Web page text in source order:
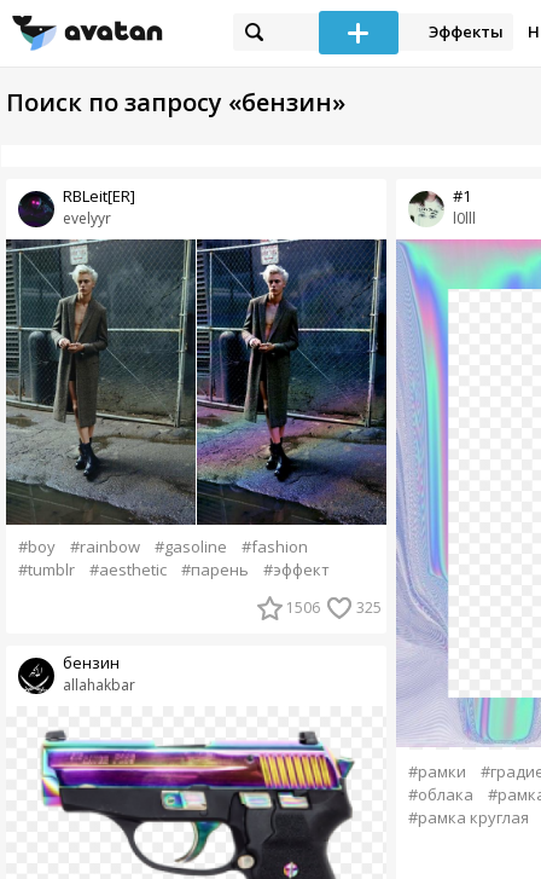
Эффекты
Поиск по запросу «бензин»
evelyyr
RBLeit[ER]
#boy #rainbow #gasoline
#fashion
#tumblr
#aesthetic #парень #эффект
1506 325
allahakbar
бензин
l0lll
#1
#рамки
#облака
#рамка круглая